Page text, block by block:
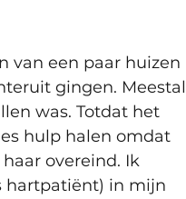
van een paar huizen
gingen. Meestal
was. Totdat het
hulp halen omdat
overeind. Ik
hartpatiënt) in mijn